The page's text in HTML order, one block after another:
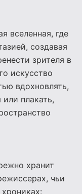
вселенная, где
создавая
зрителя в
искусство
вдохновлять,
или плакать,
хранит
чьи